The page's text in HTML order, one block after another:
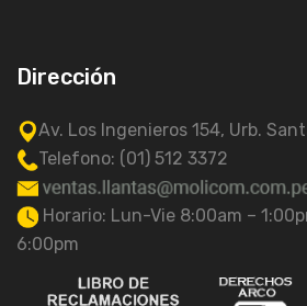
Dirección
Av. Los Ingenieros 154, Urb.
Telefono: (01) 512 3372
Horario: Lun-Vie 8:00am –
6:00pm